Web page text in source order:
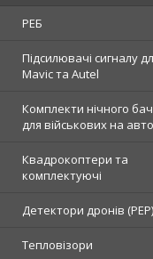
РЕБ
Підсилювачі сигналу
Mavic та Autel
Комплекти нічного
для військових на
Квадрокоптери та
комплектуючі
Детектори дронів (РЕР)
Тепловізори